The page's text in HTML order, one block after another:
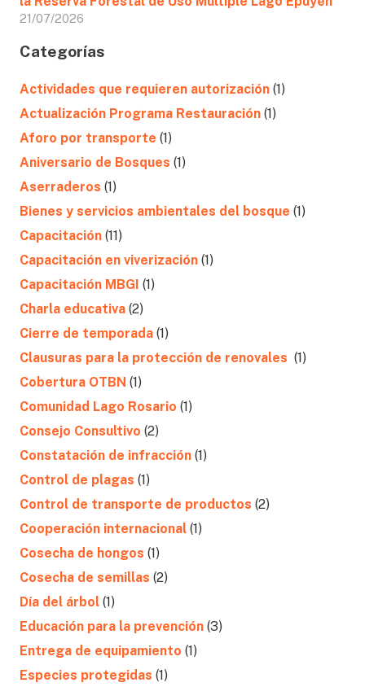
21/07/2026
Categorías
Actividades que requieren autorización (1)
Actualización Programa Restauración (1)
Aforo por transporte (1)
Aniversario de Bosques (1)
Aserraderos (1)
Bienes y servicios ambientales del bosque (1)
Capacitación (11)
Capacitación en viverización (1)
Capacitación MBGI (1)
Charla educativa (2)
Cierre de temporada (1)
Clausuras para la protección de renovales (1)
Cobertura OTBN (1)
Comunidad Lago Rosario (1)
Consejo Consultivo (2)
Constatación de infracción (1)
Control de plagas (1)
Control de transporte de productos (2)
Cooperación internacional (1)
Cosecha de hongos (1)
Cosecha de semillas (2)
Día del árbol (1)
Educación para la prevención (3)
Entrega de equipamiento (1)
Especies protegidas (1)